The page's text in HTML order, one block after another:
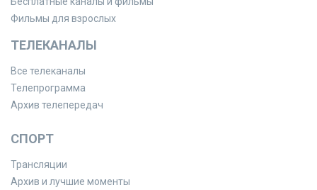
Фильмы для взрослых
ТЕЛЕКАНАЛЫ
Все телеканалы
Телепрограмма
Архив телепередач
СПОРТ
Трансляции
Архив и лучшие моменты